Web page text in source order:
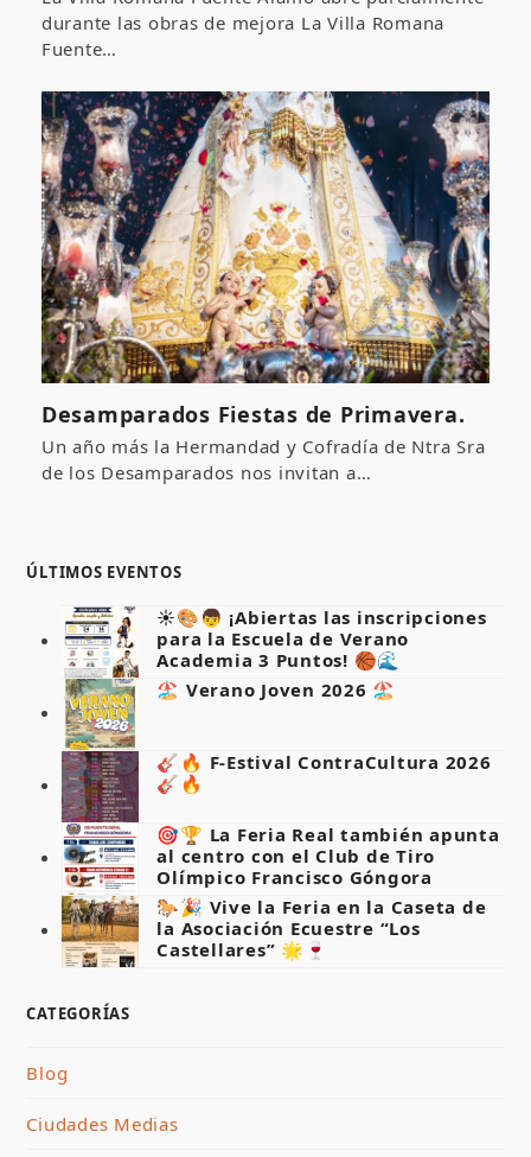
durante las obras de mejora La Villa Romana
Fuente…
Desamparados Fiestas de Primavera.
Un año más la Hermandad y Cofradía de Ntra Sra
de los Desamparados nos invitan a…
ÚLTIMOS EVENTOS
☀️🎨👦 ¡Abiertas las inscripciones
para la Escuela de Verano
Academia 3 Puntos! 🏀🌊
🏖️ Verano Joven 2026 🏖️
🎸🔥 F-Estival ContraCultura 2026
🎸🔥
🎯🏆 La Feria Real también apunta
al centro con el Club de Tiro
Olímpico Francisco Góngora
🐎🎉 Vive la Feria en la Caseta de
la Asociación Ecuestre “Los
Castellares” 🌟🍷
CATEGORÍAS
Blog
Ciudades Medias